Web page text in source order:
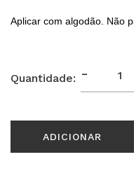
Aplicar com algodão. Não
Quantidade: -
ADICIONAR